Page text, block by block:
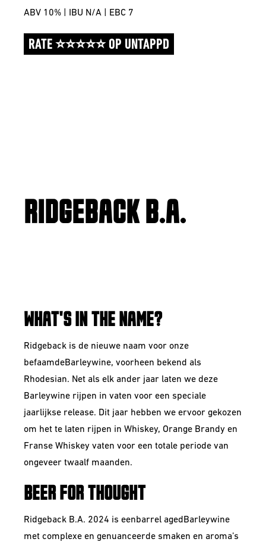
ABV 10% | IBU N/A | EBC 7
RATE ⭐⭐⭐⭐⭐ OP UNTAPPD
RIDGEBACK B.A.
WHAT'S IN THE NAME?
Ridgeback is de nieuwe naam voor onze
befaamdeBarleywine, voorheen bekend als
Rhodesian. Net als elk ander jaar laten we deze
Barleywine rijpen in vaten voor een speciale
jaarlijkse release. Dit jaar hebben we ervoor gekozen
om het te laten rijpen in Whiskey, Orange Brandy en
Franse Whiskey vaten voor een totale periode van
ongeveer twaalf maanden.
BEER FOR THOUGHT
Ridgeback B.A. 2024 is eenbarrel aged Barleywine
met complexe en genuanceerde smaken en aroma’s